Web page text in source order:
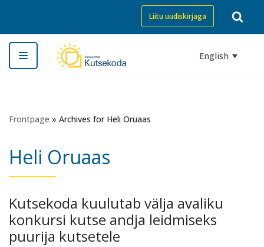
Skip
to
content
Liitu uudiskirjaga
English
Frontpage » Archives for Heli Oruaas
Heli Oruaas
Kutsekoda kuulutab välja avaliku
konkursi kutse andja leidmiseks
puurija kutsetele